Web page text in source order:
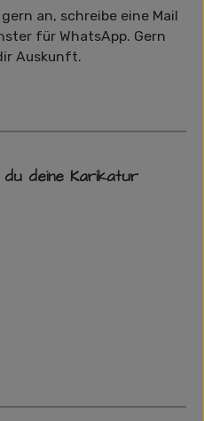
an, schreibe eine Mail
für WhatsApp. Gern
Auskunft.
du deine Karikatur